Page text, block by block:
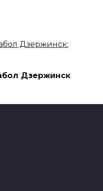
Дзержинск